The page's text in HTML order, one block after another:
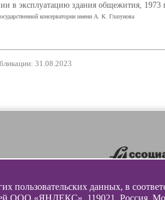
в эксплуатацию здания общежития, 1973
консерватории имени А. К. Глазунова
31.08.2023
пользовательских данных, в
ООО «ЯНДЕКС», 119021, Россия,